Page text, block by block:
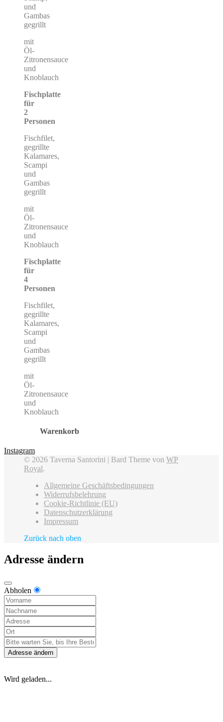
und
Gambas
gegrillt
mit
Öl-
Zitronensauce
und
Knoblauch
Fischplatte
für
2
Personen
Fischfilet,
gegrillte
Kalamares,
Scampi
und
Gambas
gegrillt
mit
Öl-
Zitronensauce
und
Knoblauch
Fischplatte
für
4
Personen
Fischfilet,
gegrillte
Kalamares,
Scampi
und
Gambas
gegrillt
mit
Öl-
Zitronensauce
und
Knoblauch
Warenkorb
Instagram
© 2026 Taverna Santorini | Bard Theme von WP
Royal.
Allgemeine Geschäftsbedingungen
Widerrufsbelehrung
Cookie-Richtlinie (EU)
Datenschutzerklärung
Impressum
Zurück nach oben
Adresse ändern
Abholen
Adresse ändern
Wird geladen...